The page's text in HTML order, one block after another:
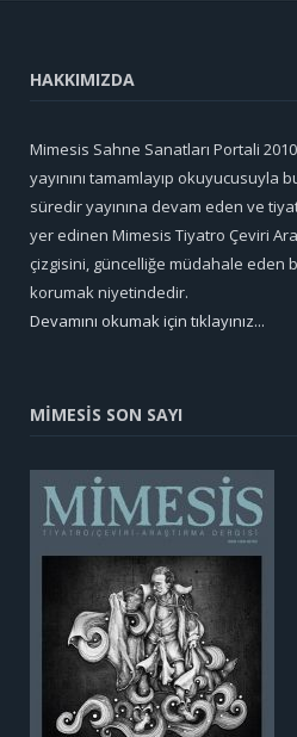
HAKKIMIZDA
Mimesis Sahne Sanatları Portali 2010
yayınını tamamlayıp okuyucusuyla
süredir yayınına devam eden ve
yer edinen Mimesis Tiyatro Çeviri
çizgisini, güncelliğe müdahale eden
korumak niyetindedir.
Devamını okumak için tıklayınız...
MİMESİS SON SAYI